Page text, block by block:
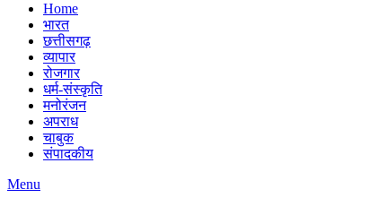
Home
भारत
छत्तीसगढ़
व्यापार
रोजगार
धर्म-संस्कृति
मनोरंजन
अपराध
चाबुक
संपादकीय
Menu